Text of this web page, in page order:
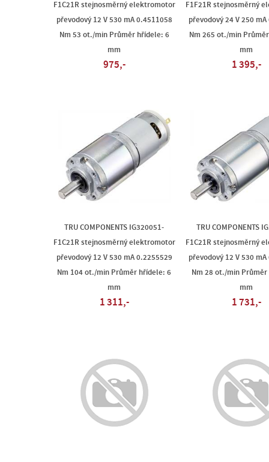
F1C21R stejnosměrný elektromotor
převodový 12 V 530 mA 0.4511058
Nm 53 ot./min Průměr hřídele: 6
mm
975,-
F1F21R stejnosměrný
převodový 24 V 250
Nm 265 ot./min
mm
1 395,-
TRU COMPONENTS IG320051-
F1C21R stejnosměrný elektromotor
převodový 12 V 530 mA 0.2255529
Nm 104 ot./min Průměr hřídele: 6
mm
1 311,-
TRU COMPONENTS
F1C21R stejnosměrný
převodový 12 V 530
Nm 28 ot./min
mm
1 731,-